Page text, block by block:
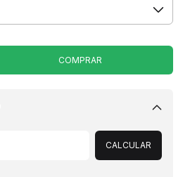
Alterar CEP
CALCULAR